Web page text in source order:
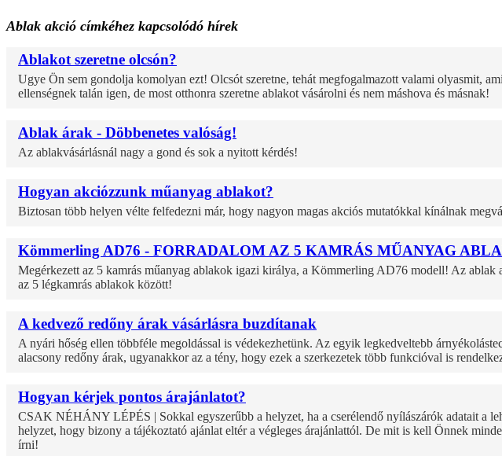
Ablak akció címkéhez kapcsolódó hírek
Ablakot szeretne olcsón?
Ugye Ön sem gondolja komolyan ezt! Olcsót szeretne, tehát megfogalmazott valami olyasmit,
ellenségnek talán igen, de most otthonra szeretne ablakot vásárolni és nem máshova és másnak!
Ablak árak - Döbbenetes valóság!
Az ablakvásárlásnál nagy a gond és sok a nyitott kérdés!
Hogyan akciózzunk műanyag ablakot?
Biztosan több helyen vélte felfedezni már, hogy nagyon magas akciós mutatókkal kínálnak
Kömmerling AD76 - FORRADALOM AZ 5 KAMRÁS MŰANYAG
Megérkezett az 5 kamrás műanyag ablakok igazi királya, a Kömmerling AD76 modell! Az ablak
az 5 légkamrás ablakok között!
A kedvező redőny árak vásárlásra buzdítanak
A nyári hőség ellen többféle megoldással is védekezhetünk. Az egyik legkedveltebb
alacsony redőny árak, ugyanakkor az a tény, hogy ezek a szerkezetek több funkcióval is
Hogyan kérjek pontos árajánlatot?
CSAK NÉHÁNY LÉPÉS | Sokkal egyszerűbb a helyzet, ha a cserélendő nyílászárók adatait a
helyzet, hogy bizony a tájékoztató ajánlat eltér a végleges árajánlattól. De mit is kell Önnek
írni!